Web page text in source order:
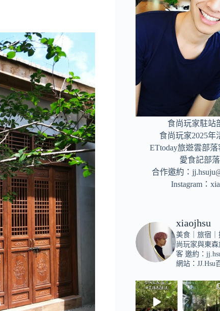
食尚玩家駐站
食尚玩家2025年
ETtoday旅遊雲部
愛食記部
合作邀約：
Instagram：
xiaojhsu
美食｜旅宿｜
尚玩家與東
客 邀約：
網站：JJ.Hsu